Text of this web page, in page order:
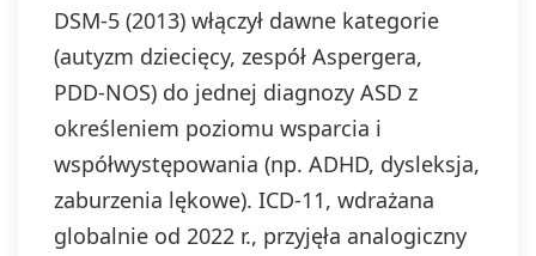
DSM‑5 (2013) włączył dawne kategorie
(autyzm dziecięcy, zespół Aspergera,
PDD‑NOS) do jednej diagnozy ASD z
określeniem poziomu wsparcia i
współwystępowania (np. ADHD, dysleksja,
zaburzenia lękowe). ICD‑11, wdrażana
globalnie od 2022 r., przyjęła analogiczny